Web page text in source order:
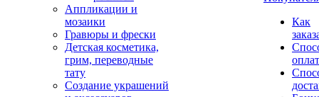
Аппликации и
мозаики
Гравюры и фрески
Детская косметика,
грим, переводные
тату
Создание украшений
Как